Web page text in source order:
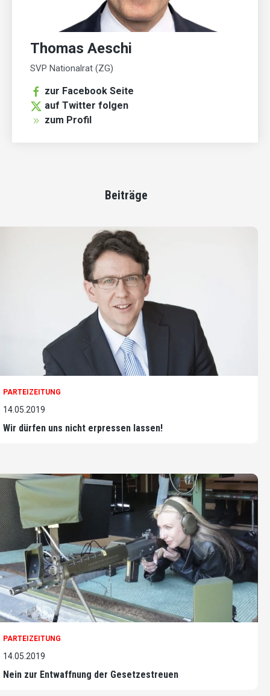
Thomas Aeschi
SVP Nationalrat (ZG)
zur Facebook Seite
auf Twitter folgen
zum Profil
Beiträge
PARTEIZEITUNG
14.05.2019
Wir dürfen uns nicht erpressen lassen!
PARTEIZEITUNG
14.05.2019
Nein zur Entwaffnung der Gesetzestreuen